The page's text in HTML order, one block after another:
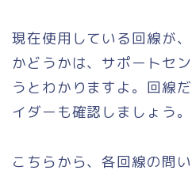
現在使用している回線が
かどうかは、サポートセ
うとわかりますよ。回線
イダーも確認しましょう。
こちらから、各回線の問